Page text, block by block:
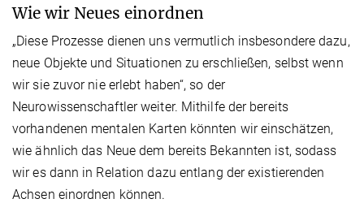
Wie wir Neues einordnen
„Diese Prozesse dienen uns vermutlich insbesondere dazu,
neue Objekte und Situationen zu erschließen, selbst wenn
wir sie zuvor nie erlebt haben“, so der
Neurowissenschaftler weiter. Mithilfe der bereits
vorhandenen mentalen Karten könnten wir einschätzen,
wie ähnlich das Neue dem bereits Bekannten ist, sodass
wir es dann in Relation dazu entlang der existierenden
Achsen einordnen können.